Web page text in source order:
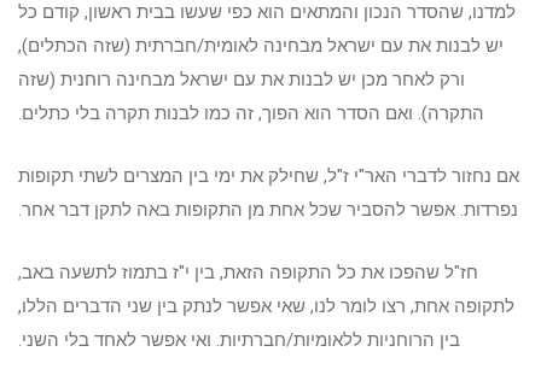
למדנו, שהסדר הנכון והמתאים הוא כפי שעשו בבית ראשון, קודם כל
יש לבנות את עם ישראל מבחינה לאומית/חברתית (שזה הכתלים),
ורק לאחר מכן יש לבנות את עם ישראל מבחינה רוחנית (שזה
התקרה). ואם הסדר הוא הפוך, זה כמו לבנות תקרה בלי כתלים.
אם נחזור לדברי האר"י ז"ל, שחילק את ימי בין המצרים לשתי תקופות
נפרדות. אפשר להסביר שכל אחת מן התקופות באה לתקן דבר אחר.
חז"ל שהפכו את כל התקופה הזאת, בין י"ז בתמוז לתשעה באב,
לתקופה אחת, רצו לומר לנו, שאי אפשר לנתק בין שני הדברים הללו,
בין הרוחניות ללאומיות/חברתיות. ואי אפשר לאחד בלי השני.